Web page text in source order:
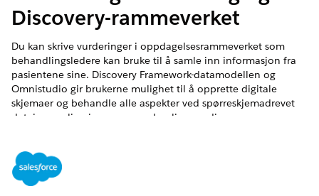
Discovery-rammeverket
Du kan skrive vurderinger i oppdagelsesrammeverket som
behandlingsledere kan bruke til å samle inn informasjon fra
pasientene sine. Discovery Framework-datamodellen og
Omnistudio gir brukerne mulighet til å opprette digitale
skjemaer og behandle alle aspekter ved spørreskjemadrevet
datainnsamling i samsvar med policyene dine.
Tilgjengelig i Lightning Experience